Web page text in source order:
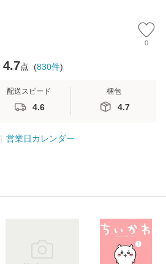
0
4.7点 (830件)
配送スピード
4.6
梱包
4.7
営業日カレンダー